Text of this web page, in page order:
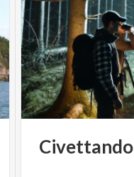
Civettando